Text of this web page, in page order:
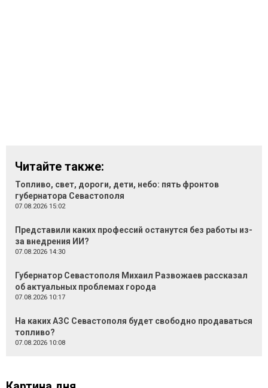
Читайте также:
Топливо, свет, дороги, дети, небо: пять фронтов
губернатора Севастополя
07.08.2026 15:02
Представили каких профессий останутся без работы из-
за внедрения ИИ?
07.08.2026 14:30
Губернатор Севастополя Михаил Развожаев рассказал
об актуальных проблемах города
07.08.2026 10:17
На каких АЗС Севастополя будет свободно продаваться
топливо?
07.08.2026 10:08